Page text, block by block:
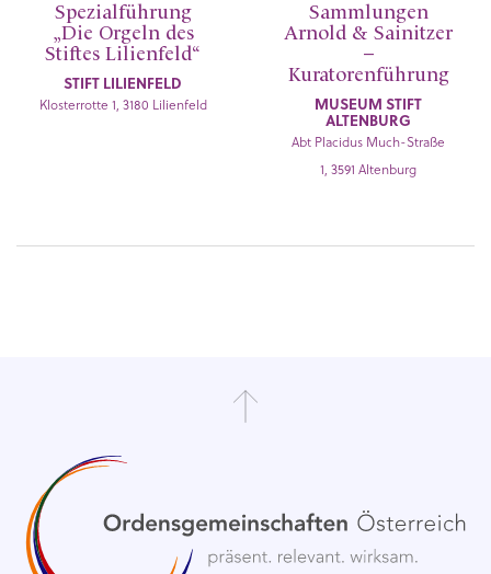
Spezialführung
„Die Orgeln des
Stiftes Lilienfeld“
STIFT LILIENFELD
Klosterrotte 1, 3180 Lilienfeld
Sammlungen
Arnold & Sainitzer
–
Kuratorenführung
MUSEUM STIFT
ALTENBURG
Abt Placidus Much-Straße
1, 3591 Altenburg